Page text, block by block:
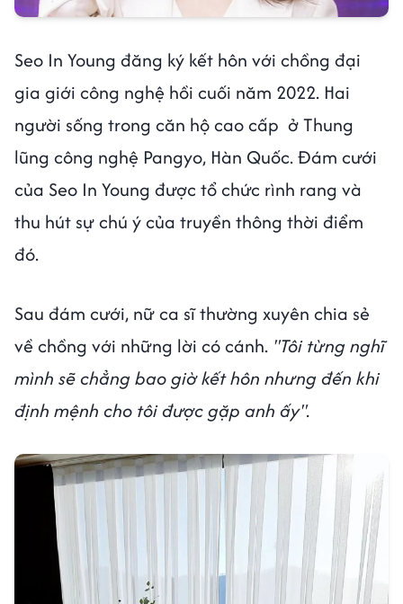
Seo In Young đăng ký kết hôn với chồng đại
gia giới công nghệ hồi cuối năm 2022. Hai
người sống trong căn hộ cao cấp ở Thung
lũng công nghệ Pangyo, Hàn Quốc. Đám cưới
của Seo In Young được tổ chức rình rang và
thu hút sự chú ý của truyền thông thời điểm
đó.
Sau đám cưới, nữ ca sĩ thường xuyên chia sẻ
về chồng với những lời có cánh. "Tôi từng nghĩ
mình sẽ chẳng bao giờ kết hôn nhưng đến khi
định mệnh cho tôi được gặp anh ấy".